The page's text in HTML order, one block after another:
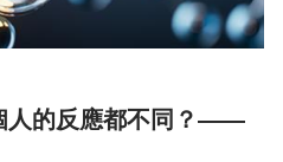
人的反應都不同？——